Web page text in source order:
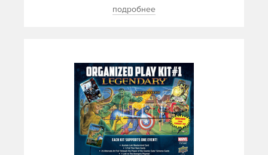
подробнее